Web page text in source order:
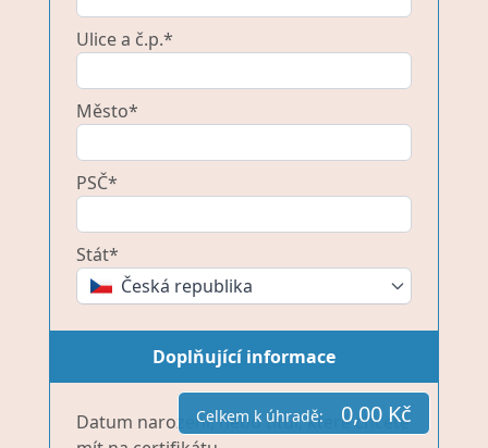
Ulice a č.p.*
Město*
PSČ*
Stát*
Česká republika
Doplňující informace
Datum narození, nebo titul, které chcete
Celkem k úhradě: 0,00 Kč